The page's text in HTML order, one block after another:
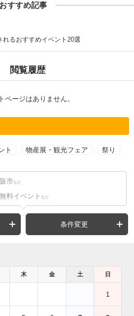
おすすめ記事
るおすすめイベント20選
閲覧履歴
ページはありません。
ト 物産展・観光フェア 祭り
市 など
料イベント など
条件変更
木 金 土 日
1